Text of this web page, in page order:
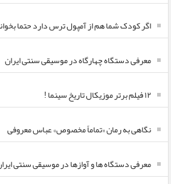
اگر کودک شما هم از آمپول ترس دارد حتما
معرفی دستگاه چهارگاه در موسیقی سنتی ایران
۱۲ فیلم برتر موزیکال تاریخ سینما !
نگاهی به رمان «تماماً مخصوص» عباس معروفی
معرفی دستگاه ها و آوازها در موسیقی سنتی